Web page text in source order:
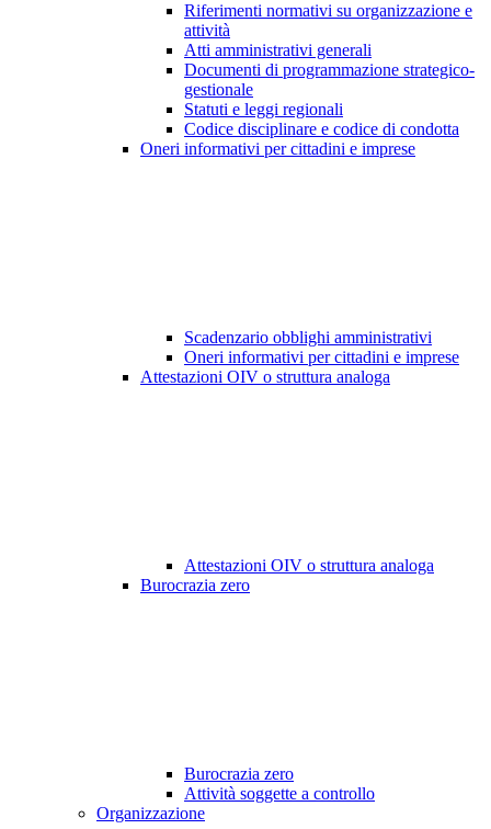
Riferimenti normativi su organizzazione e
attività
Atti amministrativi generali
Documenti di programmazione strategico-
gestionale
Statuti e leggi regionali
Codice disciplinare e codice di condotta
Oneri informativi per cittadini e imprese
Scadenzario obblighi amministrativi
Oneri informativi per cittadini e imprese
Attestazioni OIV o struttura analoga
Attestazioni OIV o struttura analoga
Burocrazia zero
Burocrazia zero
Attività soggette a controllo
Organizzazione